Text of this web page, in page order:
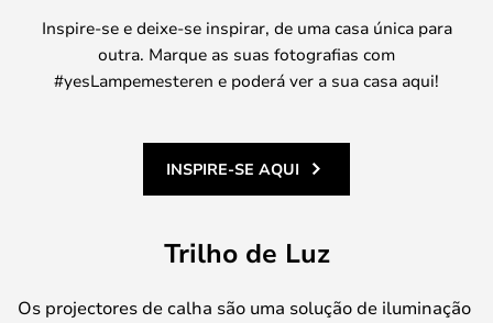
Inspire-se e deixe-se inspirar, de uma casa única para
outra. Marque as suas fotografias com
#yesLampemesteren e poderá ver a sua casa aqui!
INSPIRE-SE AQUI
Trilho de Luz
Os projectores de calha são uma solução de iluminação